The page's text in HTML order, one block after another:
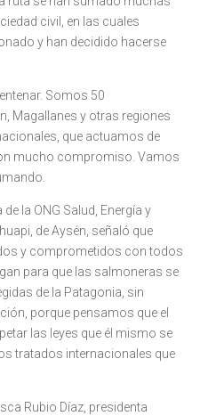
civil, en las cuales
y han decidido hacerse
Somos 50
Magallanes y otras regiones
que actuamos de
mucho compromiso. Vamos
de la ONG Salud, Energía y
de Aysén, señaló que
y comprometidos con todos
para que las salmoneras se
de la Patagonia, sin
porque pensamos que el
las leyes que él mismo se
tratados internacionales que
Rubio Díaz, presidenta